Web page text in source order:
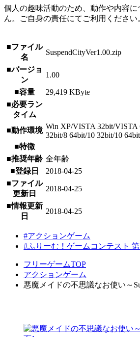
個人の趣味活動のため、動作や内容
ん。ご自身の責任にてご利用ください
■ファイル
名
SuspendCityVer1.00.zip
■バージョ
ン
1.00
■容量
29,419 KByte
■必要ラン
タイム
■動作環境 Win XP/VISTA 32bit/VISTA
32bit/8 64bit/10 32bit/10 64bit
■特徴
■推奨年齢 全年齢
■登録日
2018-04-25
■ファイル
更新日
2018-04-25
■情報更新
日
2018-04-25
#アクションゲーム
#ふりーむ！ゲームコンテスト
フリーゲームTOP
アクションゲーム
悪魔メイドの不思議なお使い～